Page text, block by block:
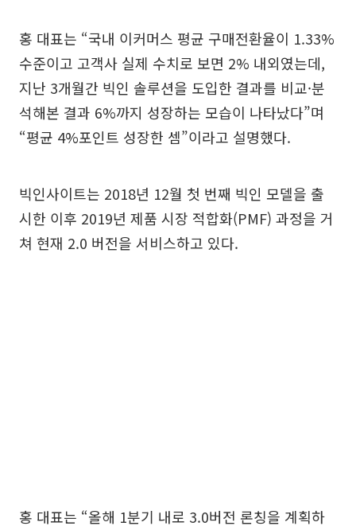
홍 대표는 “국내 이커머스 평균 구매전환율이 1.33%
수준이고 고객사 실제 수치로 보면 2% 내외였는데,
지난 3개월간 빅인 솔루션을 도입한 결과를 비교·분
석해본 결과 6%까지 성장하는 모습이 나타났다”며
“평균 4%포인트 성장한 셈”이라고 설명했다.
빅인사이트는 2018년 12월 첫 번째 빅인 모델을 출
시한 이후 2019년 제품 시장 적합화(PMF) 과정을 거
쳐 현재 2.0 버전을 서비스하고 있다.
홍 대표는 “올해 1분기 내로 3.0버전 론칭을 계획하